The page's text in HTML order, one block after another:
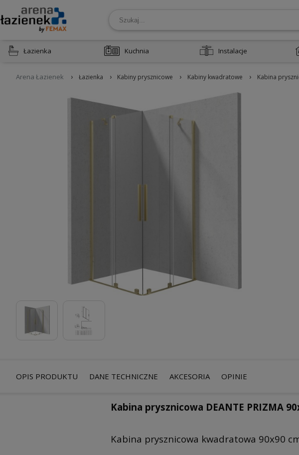
Łazienka Kuchnia Instalacje
Arena Łazienek › Łazienka › Kabiny prysznicowe › Kabiny kwadratowe › Kabina
OPIS PRODUKTU DANE TECHNICZNE AKCESORIA OPINIE
Kabina prysznicowa DEANTE PRIZMA
Kabina prysznicowa kwadratowa 90x90